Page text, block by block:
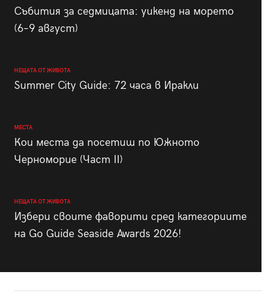
Събития за седмицата: уикенд на морето
(6–9 август)
НЕЩАТА ОТ ЖИВОТА
Summer City Guide: 72 часа в Иракли
МЕСТА
Кои места да посетиш по Южното
Черноморие (Част II)
НЕЩАТА ОТ ЖИВОТА
Избери своите фаворити сред категориите
на Go Guide Seaside Awards 2026!